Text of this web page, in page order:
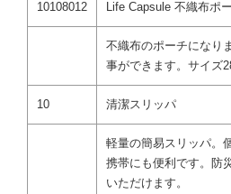
10108012 Life Capsule 不織布ポ
不織布のポーチになり
事ができます。サイズ
10 清潔スリッパ
軽量の簡易スリッパ。
携帯にも便利です。防
いただけます。